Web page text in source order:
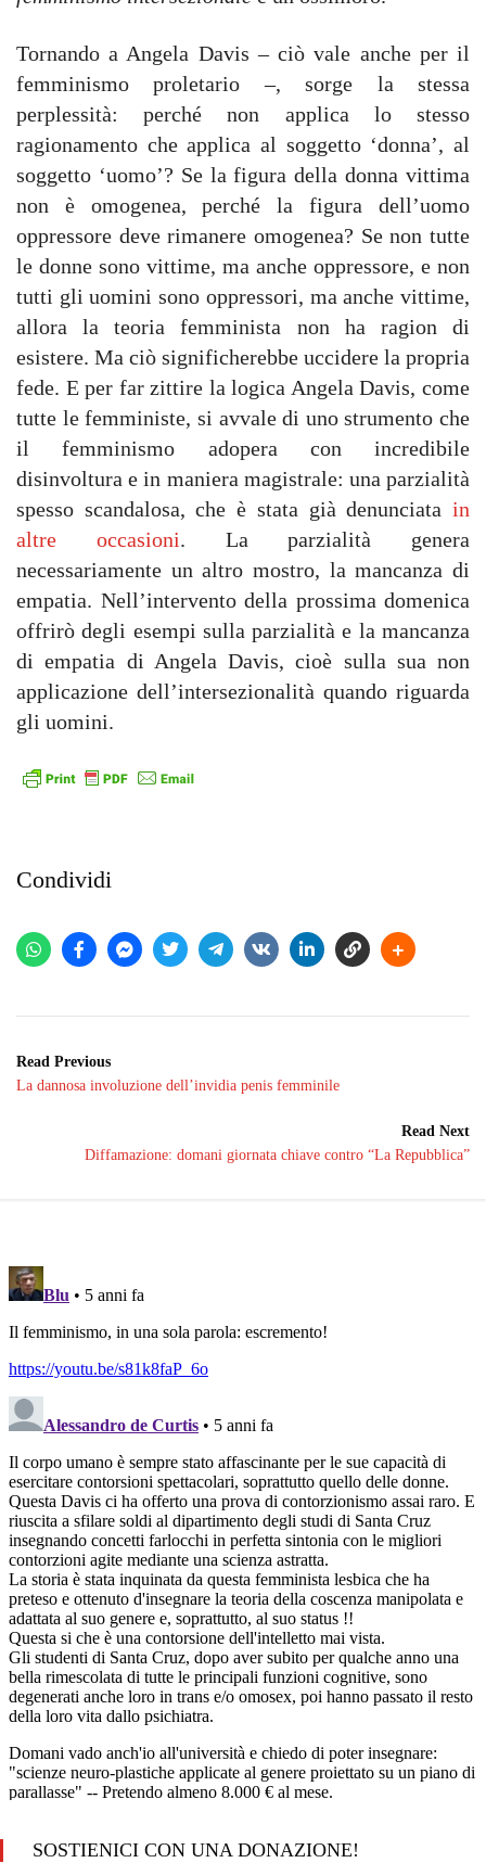
Tornando a Angela Davis – ciò vale anche per il
femminismo proletario –, sorge la stessa
perplessità: perché non applica lo stesso
ragionamento che applica al soggetto ʻdonnaʼ, al
soggetto ʻuomoʼ? Se la figura della donna vittima
non è omogenea, perché la figura dell’uomo
oppressore deve rimanere omogenea? Se non tutte
le donne sono vittime, ma anche oppressore, e non
tutti gli uomini sono oppressori, ma anche vittime,
allora la teoria femminista non ha ragion di
esistere. Ma ciò significherebbe uccidere la propria
fede. E per far zittire la logica Angela Davis, come
tutte le femministe, si avvale di uno strumento che
il femminismo adopera con incredibile
disinvoltura e in maniera magistrale: una parzialità
spesso scandalosa, che è stata già denunciata in
altre occasioni. La parzialità genera
necessariamente un altro mostro, la mancanza di
empatia. Nell’intervento della prossima domenica
offrirò degli esempi sulla parzialità e la mancanza
di empatia di Angela Davis, cioè sulla sua non
applicazione dell’intersezionalità quando riguarda
gli uomini.
Condividi
Read Previous
La dannosa involuzione dell’invidia penis femminile
Read Next
Diffamazione: domani giornata chiave contro “La Repubblica”
SOSTIENICI CON UNA DONAZIONE!